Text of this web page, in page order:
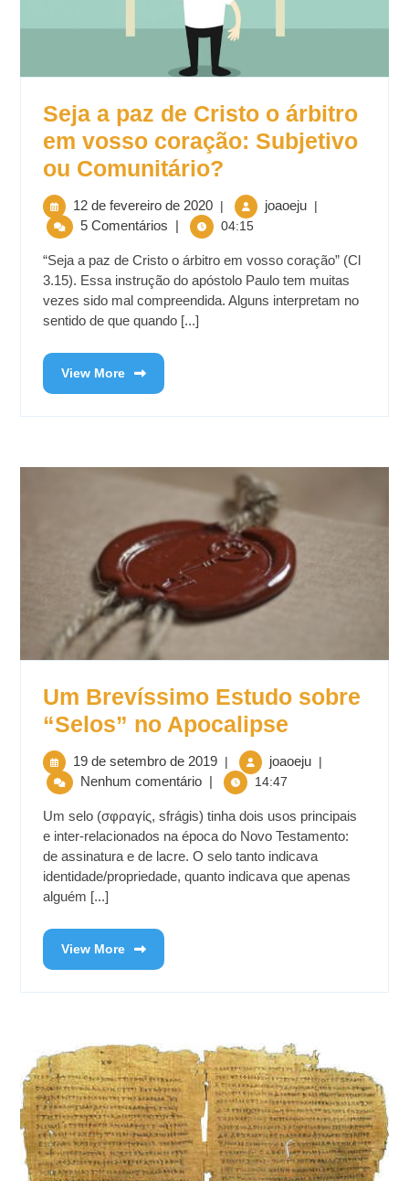
Seja a paz de Cristo o árbitro
em vosso coração: Subjetivo
ou Comunitário?
12 de fevereiro de 2020 | joaoeju |
5 Comentários | 04:15
“Seja a paz de Cristo o árbitro em vosso coração” (Cl
3.15). Essa instrução do apóstolo Paulo tem muitas
vezes sido mal compreendida. Alguns interpretam no
sentido de que quando [...]
View More
Um Brevíssimo Estudo sobre
“Selos” no Apocalipse
19 de setembro de 2019 | joaoeju |
Nenhum comentário | 14:47
Um selo (σφραγίς, sfrágis) tinha dois usos principais
e inter-relacionados na época do Novo Testamento:
de assinatura e de lacre. O selo tanto indicava
identidade/propriedade, quanto indicava que apenas
alguém [...]
View More